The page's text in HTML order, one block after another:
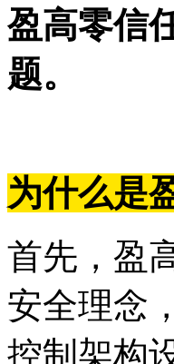
盈高零信
题。
为什么是
首先，盈
安全理念
控制架构